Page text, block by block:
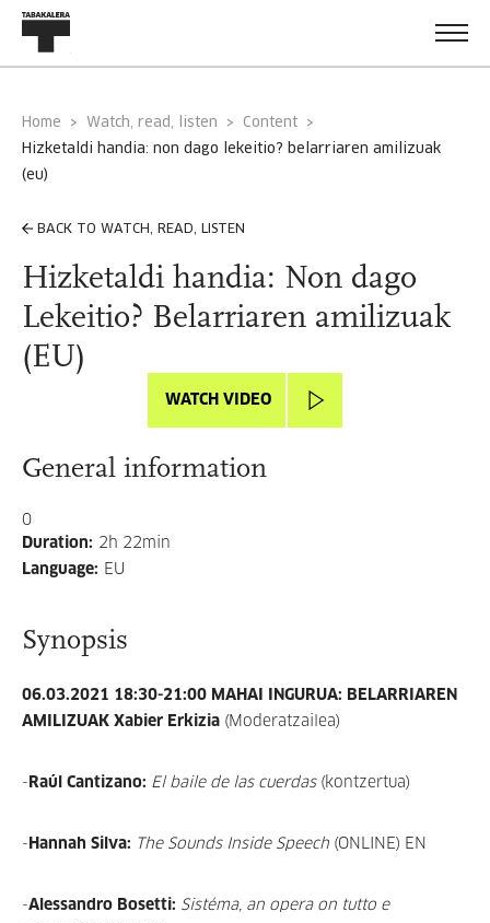
Home Watch, read, listen
Content
hizketaldi handia: non dago lekeitio? belarriaren amilizuak
(eu)
BACK TO WATCH, READ, LISTEN
Hizketaldi handia: Non dago
Lekeitio? Belarriaren amilizuak
(EU)
WATCH VIDEO
General information
0
Duration: 2h 22min
Language: EU
Synopsis
06.03.2021 18:30-21:00 MAHAI INGURUA: BELARRIAREN
AMILIZUAK Xabier Erkizia (Moderatzailea)
- Raúl Cantizano: El baile de las cuerdas(kontzertua)
- Hannah Silva: The Sounds Inside Speech (ONLINE) EN
-Alessandro Bosetti: Sistéma, an opera on tutto e